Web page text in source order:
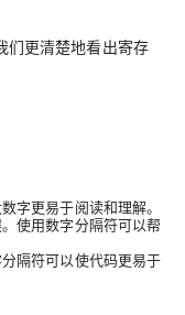
们更清楚地看出寄存
字更易于阅读和理解。
使用数字分隔符可以帮
隔符可以使代码更易于